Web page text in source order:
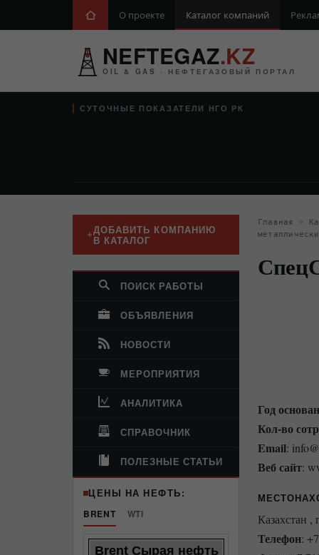
О проекте Каталог компаний
NEFTEGAZ.KZ
OIL & GAS · НЕФТЕГАЗОВЫЙ ПОРТАЛ
СУТОЧНЫЕ ПОКАЗАТЕЛИ НГО РК
ДОБАВИТЬ КОМПАНИЮ
В КАТАЛОГ
ПОИСК РАБОТЫ
ОБЪЯВЛЕНИЯ
НОВОСТИ
МЕРОПРИЯТИЯ
АНАЛИТИКА
СПРАВОЧНИК
ПОЛЕЗНЫЕ СТАТЬИ
ЦЕНЫ НА НЕФТЬ:
BRENT
WTI
Brent Сырая нефть
Главная »
Год
Кол-во
Email:
Веб сайт:
Казахстан ,
Телефон: